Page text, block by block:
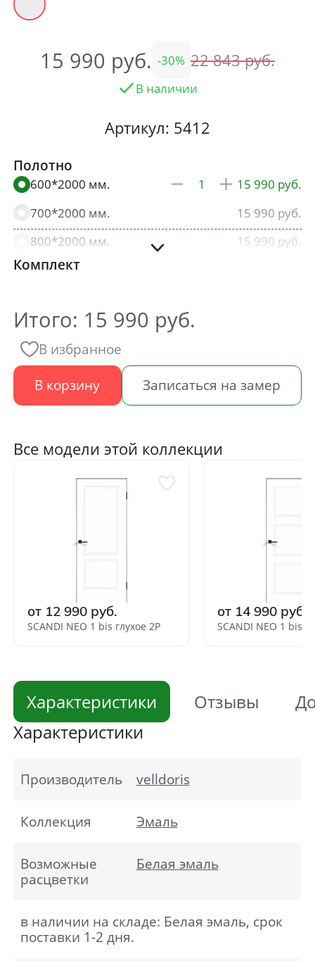
15 990 30 22 843
В наличии
Артикул: 5412
Полотно
600*2000 мм.
15 990
700*2000 мм.
15 990
800*2000 мм.
15 990
900*2000 мм.
Комплект
Итого: 15 990 руб.
В избранное
В корзину
Записаться на замер
Все модели этой коллекции
от 12 990 руб.
SCANDI NEO 1 bis глухое 2P
от 14 990 руб.
SCANDI NEO 1 bis
Характеристики Отзывы
Характеристики
Производитель velldoris
Коллекция Эмаль
Возможные
расцветки
Белая эмаль
в наличии на складе: Белая эмаль, срок
поставки 1-2 дня.